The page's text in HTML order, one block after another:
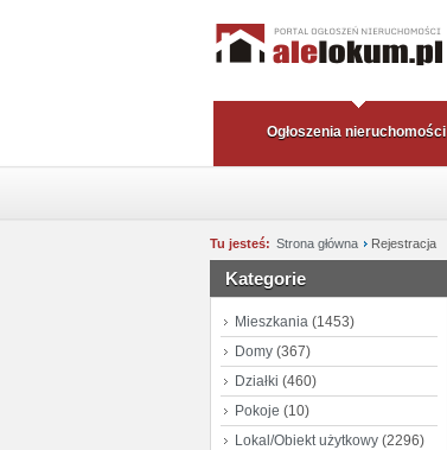
Ogłoszenia nieruchomości
Tu jesteś: Strona główna Rejestracja
Kategorie
Mieszkania(1453)
Domy(367)
Działki (460)
Pokoje (10)
Lokal/Obiekt użytkowy(2296)